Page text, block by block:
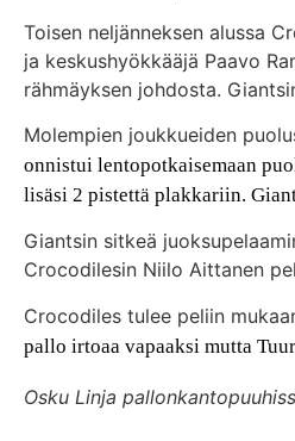
Toisen neljänneksen alussa
ja keskushyökkääjä Paavo
rähmäyksen johdosta.
Molempien joukkueiden
onnistui lentopotkaisemaan
lisäsi 2 pistettä plakkariin.
Giantsin sitkeä
Crocodilesin Niilo Aittanen
Crocodiles tulee peliin
pallo irtoaa vapaaksi mutta
Osku Linja